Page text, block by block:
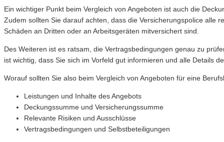
Ein wichtiger Punkt beim Vergleich von Angeboten ist auch die
Zudem sollten Sie darauf achten, dass die Versicherungspolice alle
Schäden an Dritten oder an Arbeitsgeräten mitversichert sind.
Des Weiteren ist es ratsam, die Vertragsbedingungen genau zu
ist wichtig, dass Sie sich im Vorfeld gut informieren und alle Details
Worauf sollten Sie also beim Vergleich von Angeboten für eine
Leistungen und Inhalte des Angebots
Deckungssumme und Versicherungssumme
Relevante Risiken und Ausschlüsse
Vertragsbedingungen und Selbstbeteiligungen